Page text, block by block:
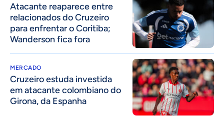
Atacante reaparece entre
relacionados do Cruzeiro
para enfrentar o Coritiba;
Wanderson fica fora
MERCADO
Cruzeiro estuda investida
em atacante colombiano do
Girona, da Espanha